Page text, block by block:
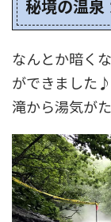
秘境の温泉
なんとか暗く
ができました♪
滝から湯気が